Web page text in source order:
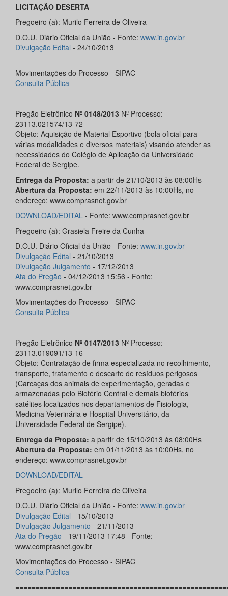
LICITAÇÃO DESERTA
Pregoeiro (a): Murilo Ferreira de Oliveira
D.O.U. Diário Oficial da União - Fonte: www.in.gov.br
Divulgação Edital - 24/10/2013
Movimentações do Processo - SIPAC
Consulta Pública
Pregão Eletrônico Nº 0148/2013 Nº Processo:
23113.021574/13-72
Objeto: Aquisição de Material Esportivo (bola oficial para
várias modalidades e diversos materiais) visando atender as
necessidades do Colégio de Aplicação da Universidade
Federal de Sergipe.
Entrega da Proposta: a partir de 21/10/2013 às 08:00Hs
Abertura da Proposta: em 22/11/2013 às 10:00Hs, no
endereço: www.comprasnet.gov.br
DOWNLOAD/EDITAL - Fonte: www.comprasnet.gov.br
Pregoeiro (a): Grasiela Freire da Cunha
D.O.U. Diário Oficial da União - Fonte: www.in.gov.br
Divulgação Edital - 21/10/2013
Divulgação Julgamento - 17/12/2013
Ata do Pregão - 04/12/2013 15:56 - Fonte:
www.comprasnet.gov.br
Movimentações do Processo - SIPAC
Consulta Pública
Pregão Eletrônico Nº 0147/2013 Nº Processo:
23113.019091/13-16
Objeto: Contratação de firma especializada no recolhimento,
transporte, tratamento e descarte de resíduos perigosos
(Carcaças dos animais de experimentação, geradas e
armazenadas pelo Biotério Central e demais biotérios
satélites localizados nos departamentos de Fisiologia,
Medicina Veterinária e Hospital Universitário, da
Universidade Federal de Sergipe).
Entrega da Proposta: a partir de 15/10/2013 às 08:00Hs
Abertura da Proposta: em 01/11/2013 às 10:00Hs, no
endereço: www.comprasnet.gov.br
DOWNLOAD/EDITAL
Pregoeiro (a): Murilo Ferreira de Oliveira
D.O.U. Diário Oficial da União - Fonte: www.in.gov.br
Divulgação Edital - 15/10/2013
Divulgação Julgamento - 21/11/2013
Ata do Pregão - 19/11/2013 17:48 - Fonte:
www.comprasnet.gov.br
Movimentações do Processo - SIPAC
Consulta Pública